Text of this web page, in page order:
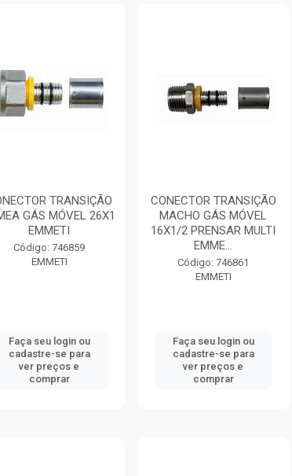
TRANSIÇÃO
GÁS MÓVEL 26X1
EMMETI
Código: 746859
EMMETI
Faça seu login ou
cadastre-se para
ver preços e
comprar
CONECTOR TRANSIÇÃO
MACHO GÁS MÓVEL
16X1/2 PRENSAR MULTI
EMME...
Código: 746861
EMMETI
Faça seu login ou
cadastre-se para
ver preços e
comprar